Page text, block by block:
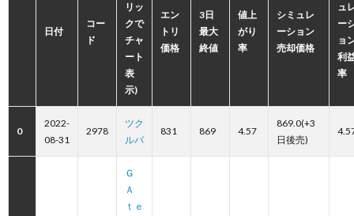
日付
コー
ド
リッ
クで
チャ
ート
表
示)
エン
トリ
価格
3日
最大
終値
値上
がり
率
シミュレ
ーション
売却価格
ュ
ー
ョ
利
率
0
2022-
08-31
2978
ツク
ルバ
831 869 4.57
869.0(+3
日後売)
Ｇ
Ａ
ｔｅ